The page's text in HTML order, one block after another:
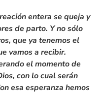
entera se queja y
de parto. Y no sólo
que ya tenemos el
vamos a recibir.
el momento de
con lo cual serán
esa esperanza hemos